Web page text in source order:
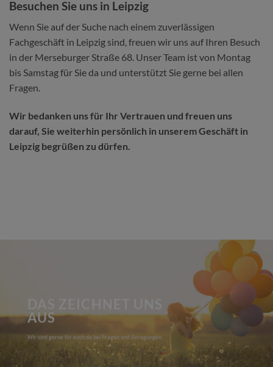
Besuchen Sie uns in Leipzig
Wenn Sie auf der Suche nach einem zuverlässigen
Fachgeschäft in Leipzig sind, freuen wir uns auf Ihren Besuch
in der Merseburger Straße 68. Unser Team ist von Montag
bis Samstag für Sie da und unterstützt Sie gerne bei allen
Fragen.
Wir bedanken uns für Ihr Vertrauen und freuen uns
darauf, Sie weiterhin persönlich in unserem Geschäft in
Leipzig begrüßen zu dürfen.
AUS
Wir sind gerne für euch da bei Fragen und Anregungen.